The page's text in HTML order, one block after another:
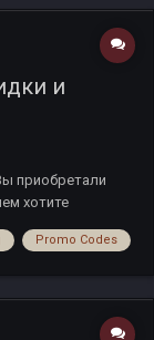
и
приобретали
хотите
Сделать это
Promo Codes